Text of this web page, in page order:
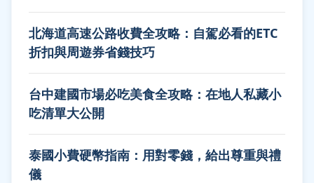
北海道高速公路收費全攻略：自駕必看的ETC
折扣與周遊券省錢技巧
台中建國市場必吃美食全攻略：在地人私藏小
吃清單大公開
泰國小費硬幣指南：用對零錢，給出尊重與禮
儀